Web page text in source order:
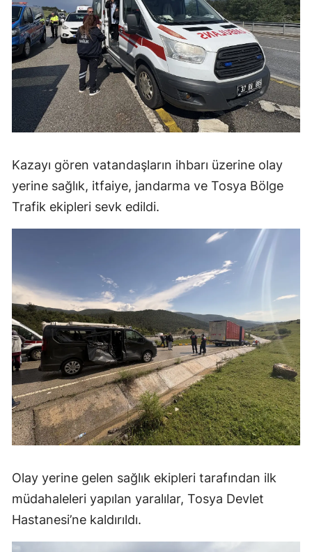
Malatya
Manisa
Kahramanmaraş
Mardin
Muğla
Muş
Nevşehir
Rize
Samsun
Siirt
Sinop
Sivas
Tekirdağ
Tokat
Trabzon
Kazayı gören vatandaşların ihbarı üzerine olay
yerine sağlık, itfaiye, jandarma ve Tosya Bölge
Trafik ekipleri sevk edildi.
Olay yerine gelen sağlık ekipleri tarafından ilk
müdahaleleri yapılan yaralılar, Tosya Devlet
Hastanesi’ne kaldırıldı.